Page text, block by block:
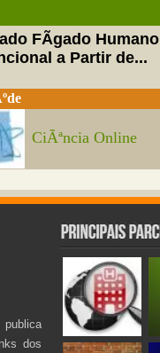
FÃ­gado Humano
a Partir de...
CiÃªncia Online
dos